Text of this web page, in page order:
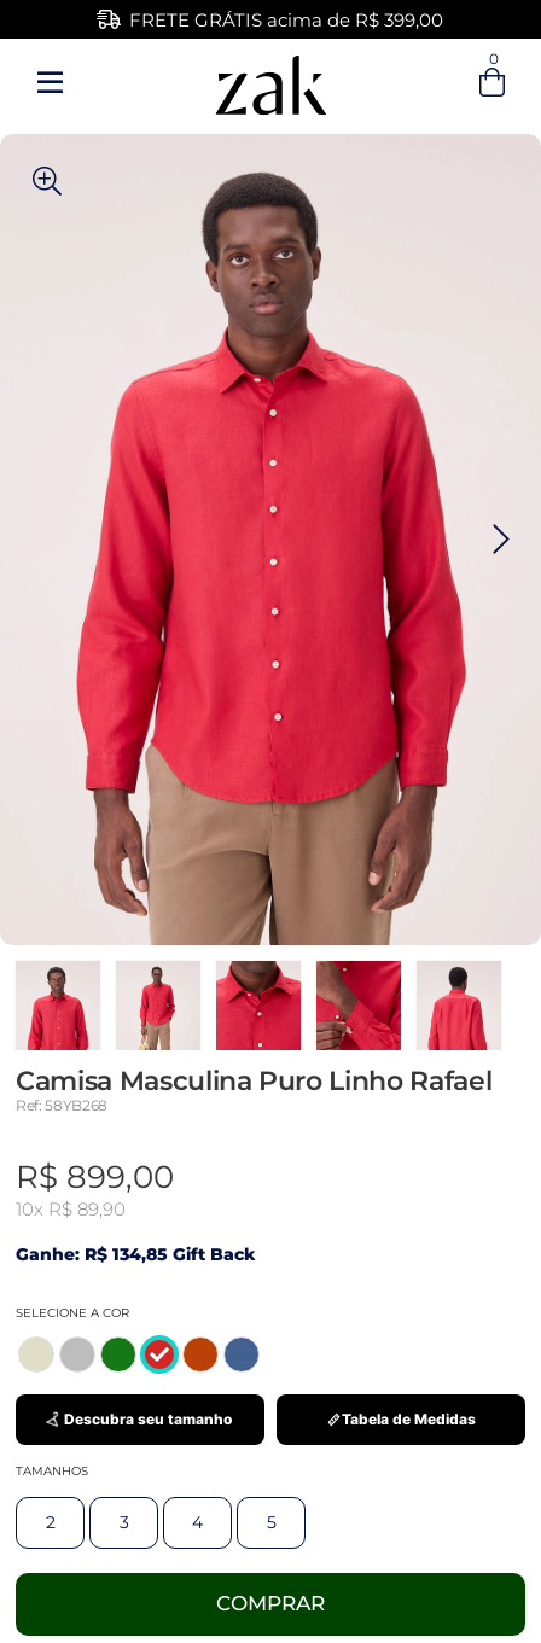
Entre com email ou cpf/cnpj
Criar nova conta
FRETE GRÁTIS acima de R$ 399,00
0
Camisa Masculina Puro Linho Rafael
Ref: 58YB268
R$ 899,00
10x R$ 89,90
Ganhe: R$ 134,85 Gift Back
SELECIONE A COR
Descubra seu tamanho Tabela de Medidas
TAMANHOS
2 3 4 5
COMPRAR